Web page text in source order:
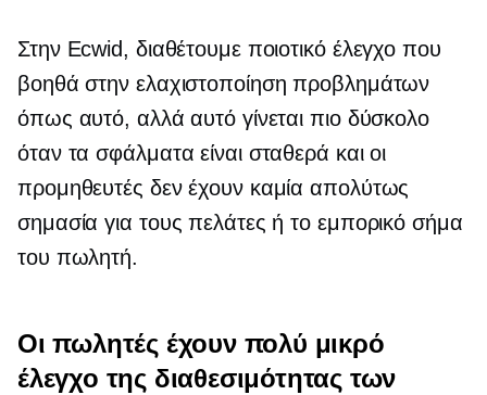
Στην Ecwid, διαθέτουμε ποιοτικό έλεγχο που
βοηθά στην ελαχιστοποίηση προβλημάτων
όπως αυτό, αλλά αυτό γίνεται πιο δύσκολο
όταν τα σφάλματα είναι σταθερά και οι
προμηθευτές δεν έχουν καμία απολύτως
σημασία για τους πελάτες ή το εμπορικό σήμα
του πωλητή.
Οι πωλητές έχουν πολύ μικρό
έλεγχο της διαθεσιμότητας των